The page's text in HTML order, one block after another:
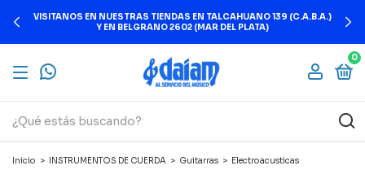
VISITANOS EN NUESTRAS TIENDAS EN TALCAHUANO 139 (C.A.B.A.)
Y EN BELGRANO 2602 (MAR DEL PLATA)
0
Inicio > INSTRUMENTOS DE CUERDA > Guitarras > Electroacusticas